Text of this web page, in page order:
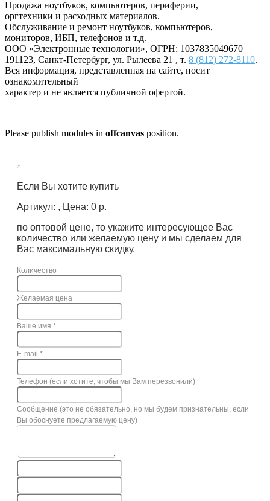
Продажа ноутбуков, компьютеров, периферии,
оргтехники и расходных материалов.
Обслуживание и ремонт ноутбуков, компьютеров,
мониторов, ИБП, телефонов и т.д.
ООО «Электронные технологии», ОГРН: 1037835049670
191123, Санкт-Петербург, ул. Рылеева 21 , т. 8 (812) 272-8110.
Вся информация, представленная на сайте, носит
ознакомительный
характер и не является публичной офертой.
Please publish modules in offcanvas position.
×
Если Вы хотите купить
Артикул: , Цена: 0 р.
по оптовой цене, то укажите интересующее Вас
количество или желаемую цену и мы сделаем для
Вас максимальную скидку.
Количество
Желаемая цена
Ваше имя *
E-mail *
Телефон (если хотите, чтобы мы Вам перезвонили)
Сообщение (это не обязательно, но мы будем признательны, если
Вы обоснуете предлагаемую цену)